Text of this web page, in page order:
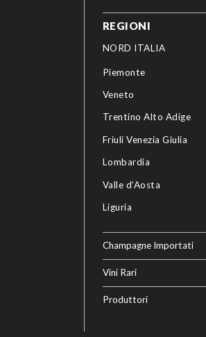
REGIONI
NORD ITALIA
Piemonte
Veneto
Trentino Alto Adige
Friuli Venezia Giulia
Lombardia
Valle d’Aosta
Liguria
Champagne Importati
Vini Rari
Produttori